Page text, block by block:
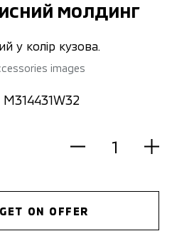
МОЛДИНГ
у колір кузова.
images
ON OFFER